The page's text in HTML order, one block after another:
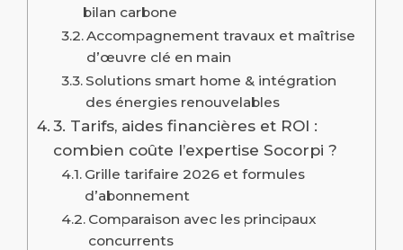
bilan carbone
Accompagnement travaux et maîtrise
d’œuvre clé en main
Solutions smart home & intégration
des énergies renouvelables
3. Tarifs, aides financières et ROI :
combien coûte l’expertise Socorpi ?
Grille tarifaire 2026 et formules
d’abonnement
Comparaison avec les principaux
concurrents